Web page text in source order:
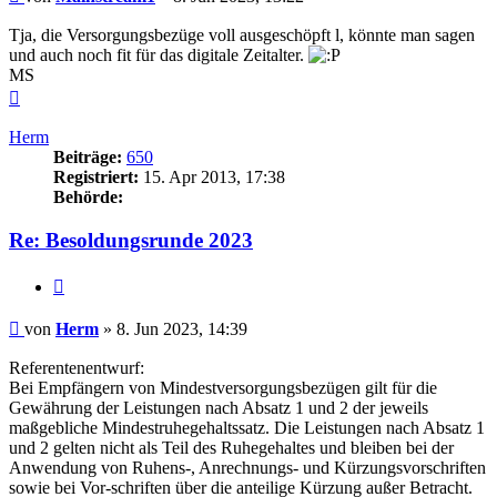
Tja, die Versorgungsbezüge voll ausgeschöpft l, könnte man sagen
und auch noch fit für das digitale Zeitalter.
MS
Herm
Beiträge: 650
Registriert: 15. Apr 2013, 17:38
Behörde:
Re: Besoldungsrunde 2023
Beitrag
von Herm » 8. Jun 2023, 14:39
Referentenentwurf:
Bei Empfängern von Mindestversorgungsbezügen gilt für die
Gewährung der Leistungen nach Absatz 1 und 2 der jeweils
maßgebliche Mindestruhegehaltssatz. Die Leistungen nach Absatz 1
und 2 gelten nicht als Teil des Ruhegehaltes und bleiben bei der
Anwendung von Ruhens-, Anrechnungs- und Kürzungsvorschriften
sowie bei Vor-schriften über die anteilige Kürzung außer Betracht.